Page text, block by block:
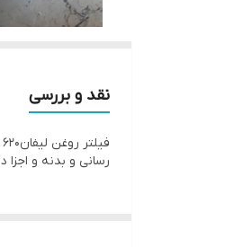
نقد و بررسی
رسانی و بدنه و اجزا